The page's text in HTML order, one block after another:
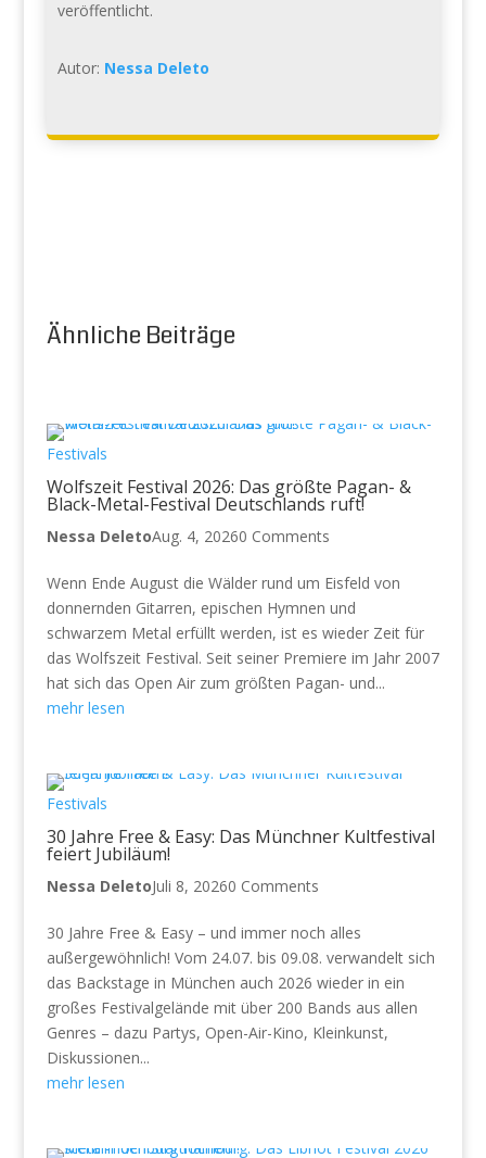
veröffentlicht.
Autor: Nessa Deleto
Ähnliche Beiträge
Festivals
Wolfszeit Festival 2026: Das größte Pagan- &
Black-Metal-Festival Deutschlands ruft!
Nessa DeletoAug. 4, 20260 Comments
Wenn Ende August die Wälder rund um Eisfeld von
donnernden Gitarren, epischen Hymnen und
schwarzem Metal erfüllt werden, ist es wieder Zeit für
das Wolfszeit Festival. Seit seiner Premiere im Jahr 2007
hat sich das Open Air zum größten Pagan- und...
mehr lesen
Festivals
30 Jahre Free & Easy: Das Münchner Kultfestival
feiert Jubiläum!
Nessa DeletoJuli 8, 20260 Comments
30 Jahre Free & Easy – und immer noch alles
außergewöhnlich! Vom 24.07. bis 09.08. verwandelt sich
das Backstage in München auch 2026 wieder in ein
großes Festivalgelände mit über 200 Bands aus allen
Genres – dazu Partys, Open-Air-Kino, Kleinkunst,
Diskussionen...
mehr lesen